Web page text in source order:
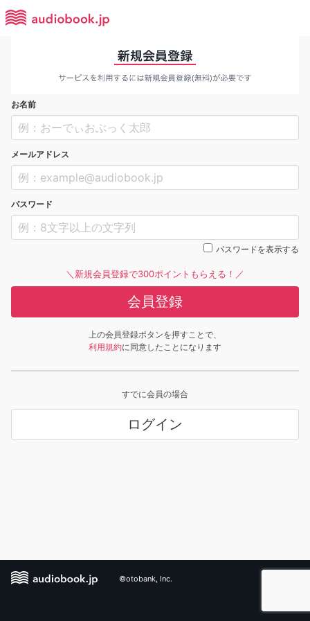
お名前
メールアドレス
パスワード
パスワードを表示する
＼新規会員登録で300ポイントもらえる！／
会員登録
上の会員登録ボタンを押すことで、
利用規約に同意したことになります
すでに会員の場合
ログイン
©otobank, Inc.